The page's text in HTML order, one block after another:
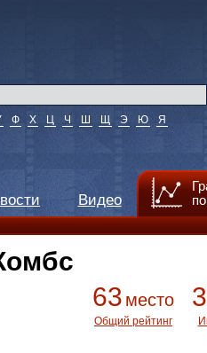
Ф Х Ц Ч Ш Щ Э Ю Я
Видео
63 место
Общий рейтинг